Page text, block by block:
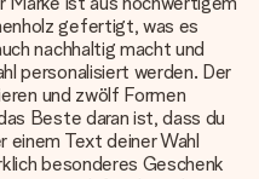
gefertigt, was es
nachhaltig macht und
personalisiert werden. Der
und zwölf Formen
Beste daran ist, dass du
einem Text deiner Wahl
besonderes Geschenk